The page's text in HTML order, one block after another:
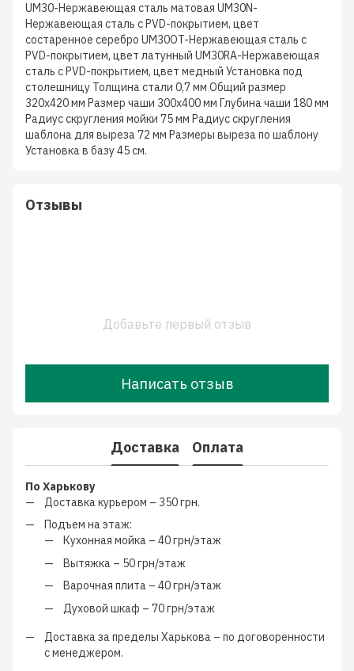
UM30-Нержавеющая сталь матовая UM30N-
Нержавеющая сталь с PVD-покрытием, цвет
состаренное серебро UM30OT-Нержавеющая сталь с
PVD-покрытием, цвет латунный UM30RA-Нержавеющая
сталь с PVD-покрытием, цвет медный Установка под
столешницу Толщина стали 0,7 мм Общий размер
320х420 мм Размер чаши 300х400 мм Глубина чаши 180 мм
Радиус скругления мойки 75 мм Радиус скругления
шаблона для выреза 72 мм Размеры выреза по шаблону
Установка в базу 45 см.
Отзывы
Добавьте первый отзыв
Написать отзыв
Доставка Оплата
По Харькову
Доставка курьером – 350 грн.
Подъем на этаж:
Кухонная мойка – 40 грн/этаж
Вытяжка – 50 грн/этаж
Варочная плита – 40 грн/этаж
Духовой шкаф – 70 грн/этаж
Доставка за пределы Харькова – по договоренности
с менеджером.